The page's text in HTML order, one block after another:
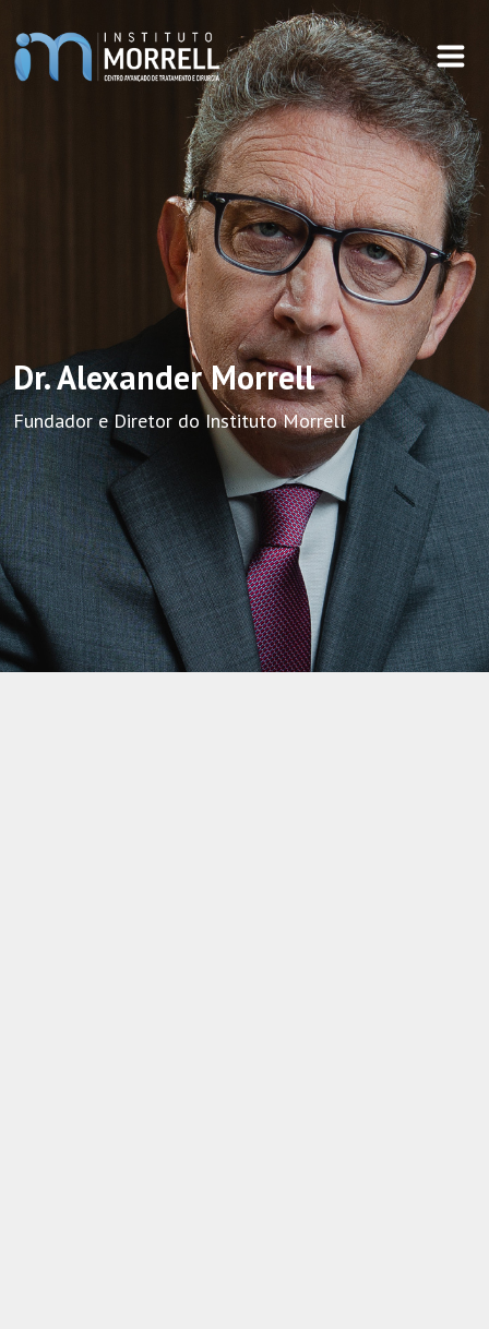
Dr. Alexander Morrell
Fundador e Diretor do Instituto Morrell